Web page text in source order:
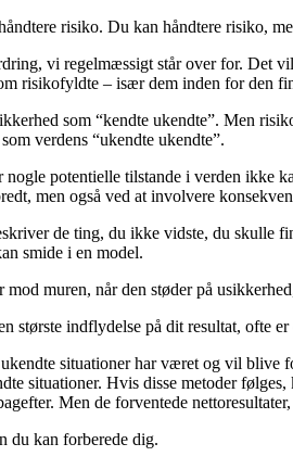
risiko. Du kan håndtere risiko,
vi regelmæssigt står over for. Det
risikofyldte – især dem inden for den
som “kendte ukendte”. Men
verdens “ukendte ukendte”.
potentielle tilstande i verden ikke
men også ved at involvere
de ting, du ikke vidste, du skulle
smide i en model.
muren, når den støder på
største indflydelse på dit resultat,
situationer har været og vil
situationer. Hvis disse metoder
Men de forventede
du kan forberede dig.